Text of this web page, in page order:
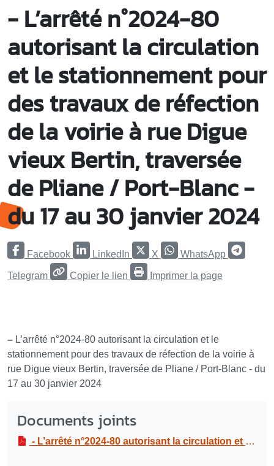
- L’arrêté n°2024-80
autorisant la circulation
et le stationnement pour
des travaux de réfection
de la voirie à rue Digue
vieux Bertin, traversée
de Pliane / Port-Blanc -
du 17 au 30 janvier 2024
Facebook LinkedIn X WhatsApp
Telegram Copier le lien Imprimer la page
– L’arrêté n°2024-80 autorisant la circulation et le
stationnement pour des travaux de réfection de la voirie à
rue Digue vieux Bertin, traversée de Pliane / Port-Blanc - du
17 au 30 janvier 2024
Documents joints
- L’arrêté n°2024-80 autorisant la circulation et le stationnement pour des travaux de réfection de la voirie à rue Digue vieux Bertin, traversée de Pliane / Port-Blanc - du 17 au 30 janvier 2024